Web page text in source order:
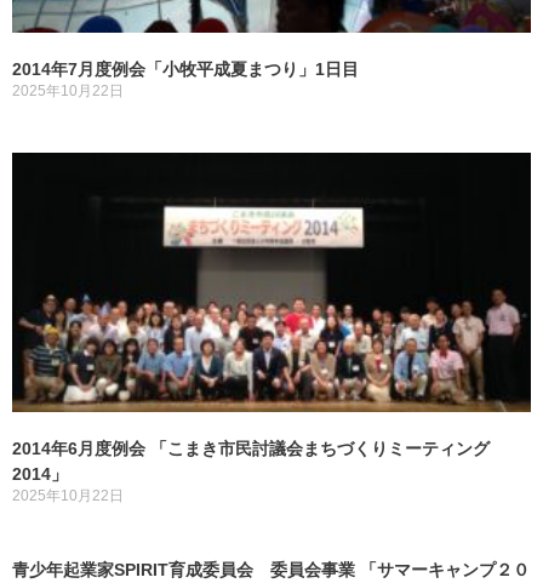
2014年7月度例会「小牧平成夏まつり」1日目
2025年10月22日
2014年6月度例会 「こまき市民討議会まちづくりミーティング
2014」
2025年10月22日
青少年起業家SPIRIT育成委員会 委員会事業 「サマーキャンプ２０